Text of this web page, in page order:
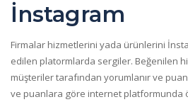
İnstagram
Firmalar hizmetlerini yada ürünlerini
edilen platormlarda sergiler. Beğenilen
müşteriler tarafından yorumlanır ve
ve puanlara göre internet platformunda